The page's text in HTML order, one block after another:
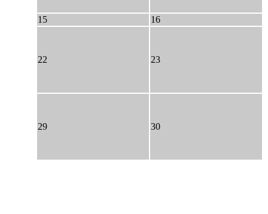
15 16
22 23
29 30